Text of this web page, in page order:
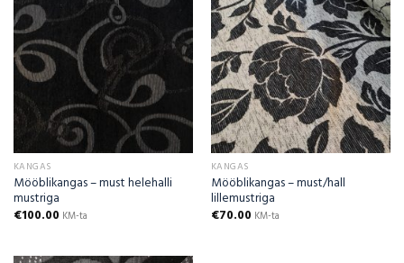
KANGAS
Mööblikangas – must helehalli
mustriga
€100.00 KM-ta
KANGAS
Mööblikangas – must/hall
lillemustriga
€70.00 KM-ta